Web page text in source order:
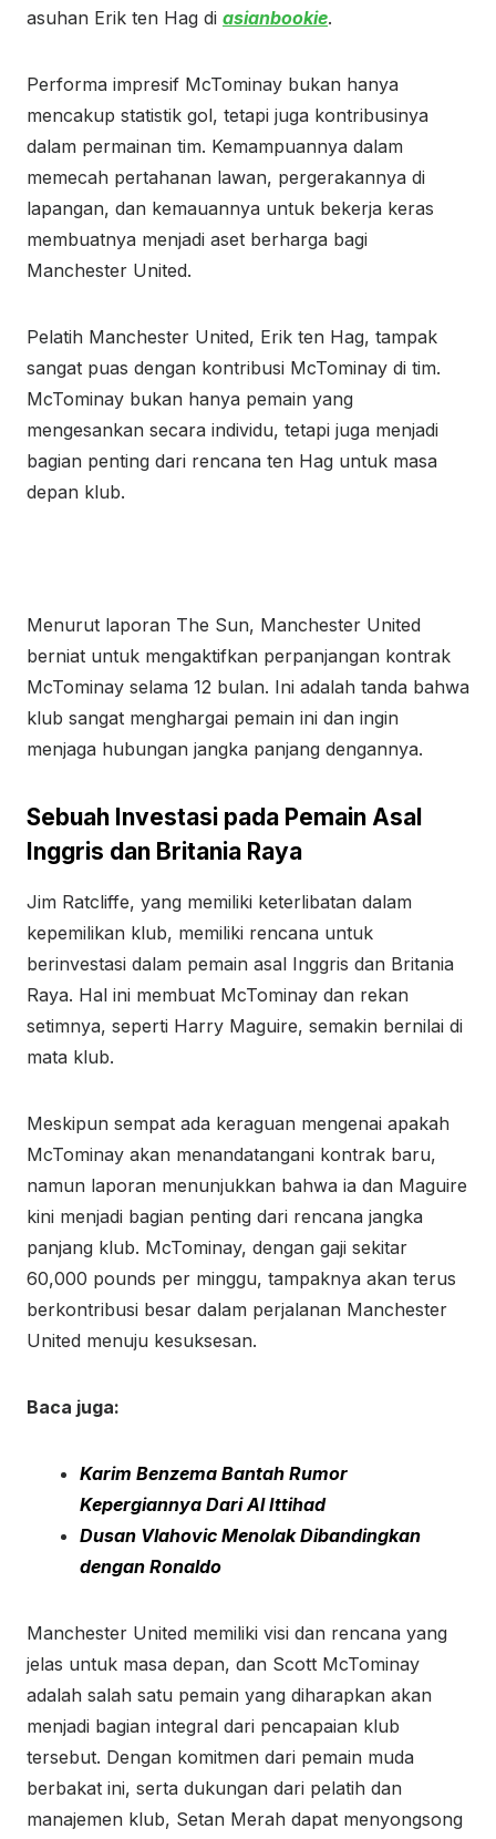
asuhan Erik ten Hag di asianbookie.
Performa impresif McTominay bukan hanya
mencakup statistik gol, tetapi juga kontribusinya
dalam permainan tim. Kemampuannya dalam
memecah pertahanan lawan, pergerakannya di
lapangan, dan kemauannya untuk bekerja keras
membuatnya menjadi aset berharga bagi
Manchester United.
Pelatih Manchester United, Erik ten Hag, tampak
sangat puas dengan kontribusi McTominay di tim.
McTominay bukan hanya pemain yang
mengesankan secara individu, tetapi juga menjadi
bagian penting dari rencana ten Hag untuk masa
depan klub.
Menurut laporan The Sun, Manchester United
berniat untuk mengaktifkan perpanjangan kontrak
McTominay selama 12 bulan. Ini adalah tanda bahwa
klub sangat menghargai pemain ini dan ingin
menjaga hubungan jangka panjang dengannya.
Sebuah Investasi pada Pemain Asal
Inggris dan Britania Raya
Jim Ratcliffe, yang memiliki keterlibatan dalam
kepemilikan klub, memiliki rencana untuk
berinvestasi dalam pemain asal Inggris dan Britania
Raya. Hal ini membuat McTominay dan rekan
setimnya, seperti Harry Maguire, semakin bernilai di
mata klub.
Meskipun sempat ada keraguan mengenai apakah
McTominay akan menandatangani kontrak baru,
namun laporan menunjukkan bahwa ia dan Maguire
kini menjadi bagian penting dari rencana jangka
panjang klub. McTominay, dengan gaji sekitar
60,000 pounds per minggu, tampaknya akan terus
berkontribusi besar dalam perjalanan Manchester
United menuju kesuksesan.
Baca juga:
Karim Benzema Bantah Rumor
Kepergiannya Dari Al Ittihad
Dusan Vlahovic Menolak Dibandingkan
dengan Ronaldo
Manchester United memiliki visi dan rencana yang
jelas untuk masa depan, dan Scott McTominay
adalah salah satu pemain yang diharapkan akan
menjadi bagian integral dari pencapaian klub
tersebut. Dengan komitmen dari pemain muda
berbakat ini, serta dukungan dari pelatih dan
manajemen klub, Setan Merah dapat menyongsong